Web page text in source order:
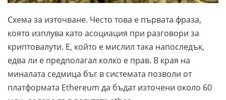
Схема за източване. Често това е първата фраза,
която изплува като асоциация при разговори за
криптовалути. Е, който е мислил така напоследък,
едва ли е предполагал колко е прав. В края на
миналата седмица бъг в системата позволи от
платформата Ethereum да бъдат източени около 60